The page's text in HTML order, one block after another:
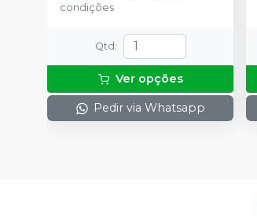
condições
Qtd :
Ver opções
Pedir via Whatsapp